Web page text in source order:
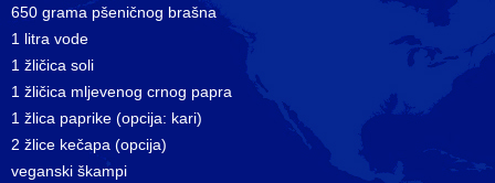
650 grama pšeničnog brašna
1 litra vode
1 žličica soli
1 žličica mljevenog crnog papra
1 žlica paprike (opcija: kari)
2 žlice kečapa (opcija)
veganski škampi